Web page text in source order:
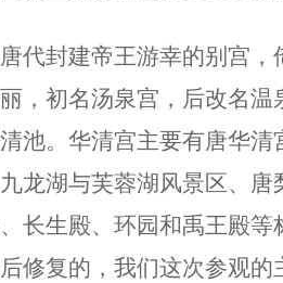
封建帝王游幸的别宫，
，初名汤泉宫，后改名温
池。华清宫主要有唐华清
龙湖与芙蓉湖风景区、唐
长生殿、环园和禹王殿等
修复的，我们这次参观的